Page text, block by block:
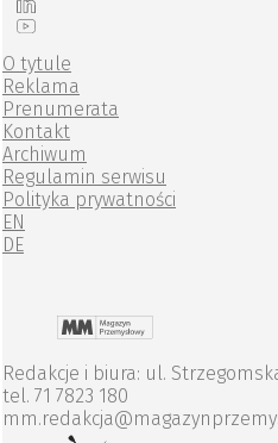
O tytule
Reklama
Prenumerata
Kontakt
Archiwum
Regulamin serwisu
Polityka prywatności
EN
DE
Redakcje i biura: ul.
tel. 71 7823 180